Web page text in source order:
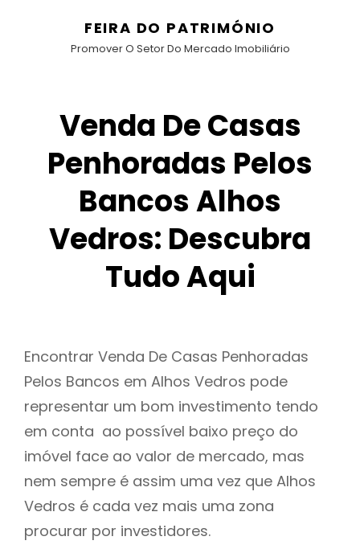
FEIRA DO PATRIMÓNIO
Promover O Setor Do Mercado Imobiliário
Venda De Casas
Penhoradas Pelos
Bancos Alhos
Vedros: Descubra
Tudo Aqui
Encontrar Venda De Casas Penhoradas
Pelos Bancos em Alhos Vedros pode
representar um bom investimento tendo
em conta ao possível baixo preço do
imóvel face ao valor de mercado, mas
nem sempre é assim uma vez que Alhos
Vedros é cada vez mais uma zona
procurar por investidores.